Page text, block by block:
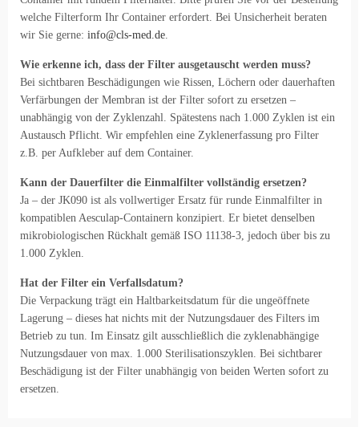
welche Filterform Ihr Container erfordert. Bei Unsicherheit beraten
wir Sie gerne: info@cls-med.de
Wie erkenne ich, dass der Filter ausgetauscht werden muss?
Bei sichtbaren Beschädigungen wie Rissen, Löchern oder dauerhaften
Verfärbungen der Membran ist der Filter sofort zu ersetzen –
unabhängig von der Zyklenzahl. Spätestens nach 1.000 Zyklen ist ein
Austausch Pflicht. Wir empfehlen eine Zyklenerfassung pro Filter
z.B. per Aufkleber auf dem Container.
Kann der Dauerfilter die Einmalfilter vollständig ersetzen?
Ja – der JK090 ist als vollwertiger Ersatz für runde Einmalfilter in
kompatiblen Aesculap-Containern konzipiert. Er bietet denselben
mikrobiologischen Rückhalt gemäß ISO 11138-3, jedoch über bis zu
1.000 Zyklen.
Hat der Filter ein Verfallsdatum?
Die Verpackung trägt ein Haltbarkeitsdatum für die ungeöffnete
Lagerung – dieses hat nichts mit der Nutzungsdauer des Filters im
Betrieb zu tun. Im Einsatz gilt ausschließlich die zyklenabhängige
Nutzungsdauer von max. 1.000 Sterilisationszyklen. Bei sichtbarer
Beschädigung ist der Filter unabhängig von beiden Werten sofort zu
ersetzen.